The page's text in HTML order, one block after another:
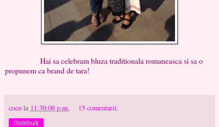
Hai sa celebram bluza traditionala romaneasca si sa o
propunem ca brand de tara!
coco la 11:30:00 p.m. 15 comentarii:
Distribuiți